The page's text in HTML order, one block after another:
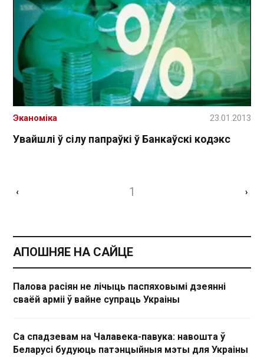
Увайшлі ў сілу папраўкі ў Банкаўскі кодэкс
Эканоміка 23.01.2013
‹ 1 ›
АПОШНЯЕ НА САЙЦЕ
Палова расіян не лічыць паспяховымі дзеянні
сваёй арміі ў вайне супраць Украіны
Са спадзевам на Чалавека-павука: навошта ў
Беларусі будуюць патэнцыйныя мэты для Украіны